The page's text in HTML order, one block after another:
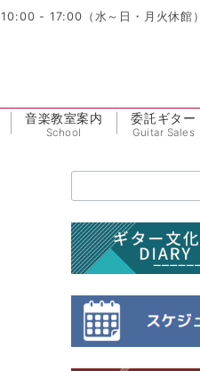
10:00 - 17:00（水～日・月火休館）
音楽教室案内
School
委託ギター
Guitar Sales
索：